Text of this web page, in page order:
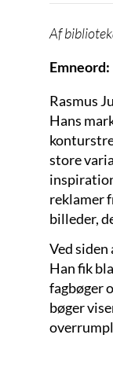
Emneord
Rasmus
Hans
store
reklamer
billeder,
Ved
Han fik
fagbøger
bøger